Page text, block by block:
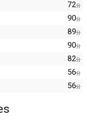
72分
90分
89分
90分
82分
56分
56分